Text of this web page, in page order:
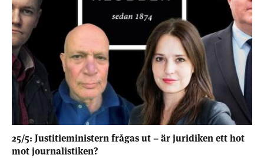
25/5: Justitieministern frågas ut – är juridiken ett hot
mot journalistiken?